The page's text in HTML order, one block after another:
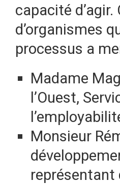
capacité
d’organismes
processus a
Madame
l’Ouest,
Monsieur
représentant